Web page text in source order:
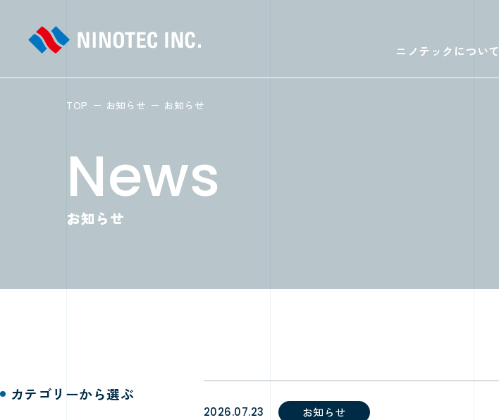
ニノテックについて
TOP お知らせ お知らせ
お知らせ
カテゴリーから選ぶ
2026.07.23 お知らせ